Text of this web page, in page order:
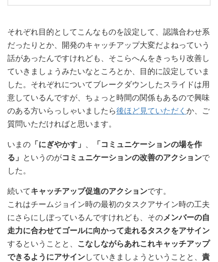
それぞれ目的としてこんなものを設定して、認識合わせ系
だったりとか、開発のキャッチアップ大変だよねっていう
話があったんですけれども、そこらへんをきっちり改善し
ていきましょうみたいなところとか、目的に設定していま
した。それぞれについてブレークダウンしたスライドは用
意しているんですが、ちょっと時間の関係もあるので興味
のある方いらっしゃいましたら後ほど見ていただく か、ご
質問いただければと思います。
いまの 「にぎやかす」
「コミュニケーションの場を作
る」 というのがコミュニケーションの改善のアクションで
した。
続いてキャッチアップ促進のアクションです。
これはチームジョイン時の最初のタスクアサイン時の工夫
にさらにしぼっているんですけれども、そのメンバーの自
走力に合わせてゴールに向かって走れるタスクをアサイン
するということと、 こなしながらあれこれキャッチアップ
できるようにアサインしていきましょうということと、 責